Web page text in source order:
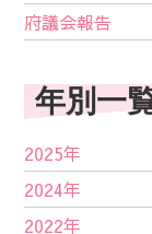
府議会報告
年別一
2025年
2024年
2022年